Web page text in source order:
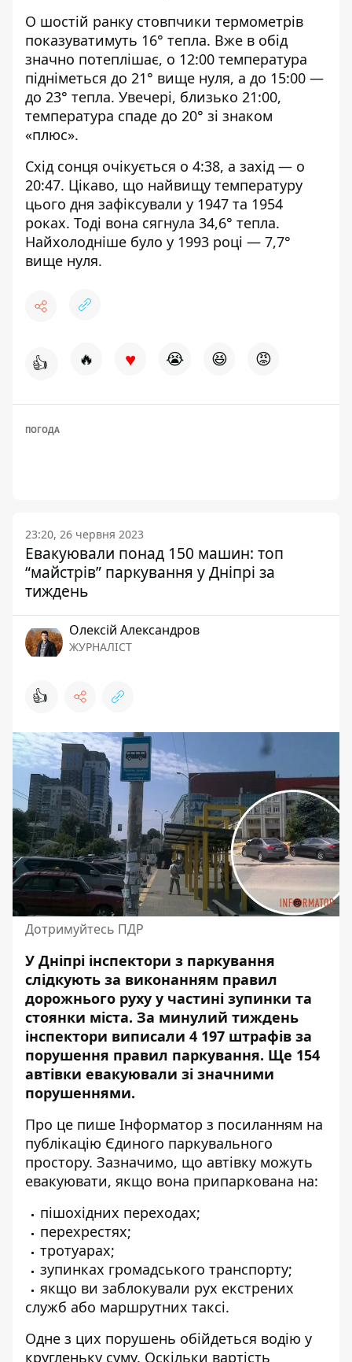
О шостій ранку стовпчики термометрів
показуватимуть 16° тепла. Вже в обід
значно потеплішає, о 12:00 температура
підніметься до 21° вище нуля, а до 15:00 —
до 23° тепла. Увечері, близько 21:00,
температура спаде до 20° зі знаком
«плюс».
Схід сонця очікується о 4:38, а захід — о
20:47. Цікаво, що найвищу температуру
цього дня зафіксували у 1947 та 1954
роках. Тоді вона сягнула 34,6° тепла.
Найхолодніше було у 1993 році — 7,7°
вище нуля.
👍 🔥 ♥ 😭 😆 😡
ПОГОДА
23:20, 26 червня 2023
Евакуювали понад 150 машин: топ
“майстрів” паркування у Дніпрі за
тиждень
Олексій Александров
ЖУРНАЛІСТ
👍
Дотримуйтесь ПДР
У Дніпрі інспектори з паркування
слідкують за виконанням правил
дорожнього руху у частині зупинки та
стоянки міста. За минулий тиждень
інспектори виписали 4 197 штрафів за
порушення правил паркування. Ще 154
автівки евакуювали зі значними
порушеннями.
Про це пише Інформатор з посиланням на
публікацію Єдиного паркувального
простору. Зазначимо, що автівку можуть
евакуювати, якщо вона припаркована на:
пішохідних переходах;
перехрестях;
тротуарах;
зупинках громадського транспорту;
якщо ви заблокували рух екстрених
служб або маршрутних таксі.
Одне з цих порушень обійдеться водію у
кругленьку суму. Оскільки вартість